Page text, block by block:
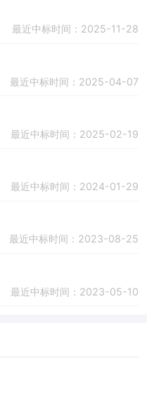
最近中标时间：2025-11-28
最近中标时间：2025-04-07
最近中标时间：2025-02-19
最近中标时间：2024-01-29
最近中标时间：2023-08-25
最近中标时间：2023-05-10